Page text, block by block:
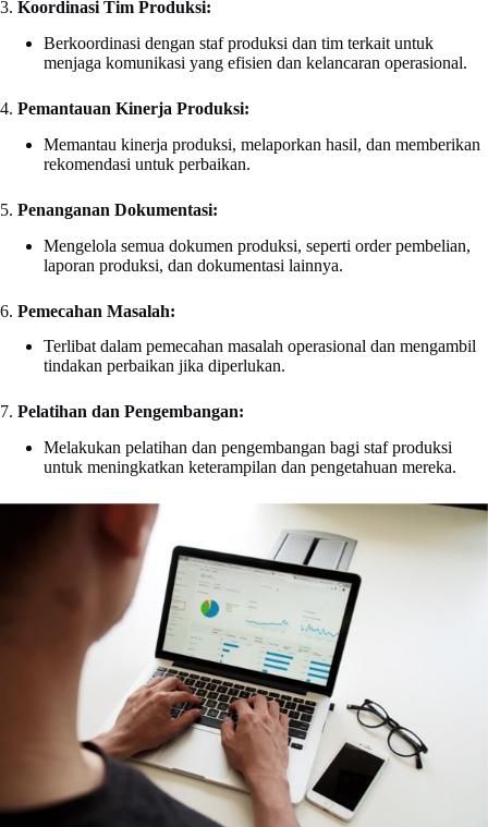
3. Koordinasi Tim Produksi:
Berkoordinasi dengan staf produksi dan tim terkait untuk
menjaga komunikasi yang efisien dan kelancaran operasional.
4. Pemantauan Kinerja Produksi:
Memantau kinerja produksi, melaporkan hasil, dan memberikan
rekomendasi untuk perbaikan.
5. Penanganan Dokumentasi:
Mengelola semua dokumen produksi, seperti order pembelian,
laporan produksi, dan dokumentasi lainnya.
6. Pemecahan Masalah:
Terlibat dalam pemecahan masalah operasional dan mengambil
tindakan perbaikan jika diperlukan.
7. Pelatihan dan Pengembangan:
Melakukan pelatihan dan pengembangan bagi staf produksi
untuk meningkatkan keterampilan dan pengetahuan mereka.